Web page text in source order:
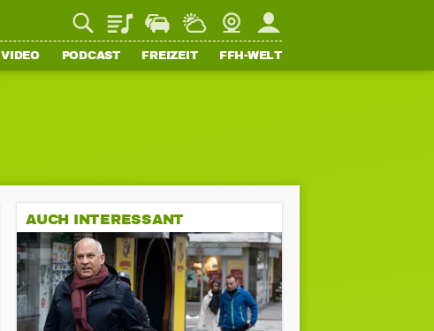
PlaylistStaupilotWetterWebcamMein FFH
VIDEO PODCAST FREIZEIT FFH-WELT
AUCH INTERESSANT